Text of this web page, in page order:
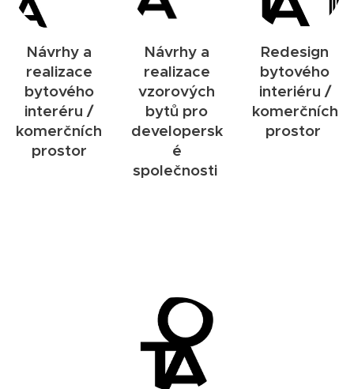
Návrhy a
realizace
bytového
interéru /
komerčních
prostor
Návrhy a
realizace
vzorových
bytů pro
developersk
é
společnosti
Redesign
bytového
interiéru /
komerčních
prostor